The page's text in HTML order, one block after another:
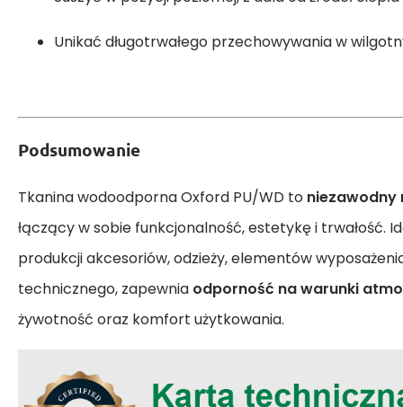
Unikać długotrwałego przechowywania w
Podsumowanie
Tkanina wodoodporna Oxford PU/WD to niezawodny
łączący w sobie funkcjonalność, estetykę i trwałość.
produkcji akcesoriów, odzieży, elementów
technicznego, zapewnia odporność na warunki
żywotność oraz komfort użytkowania.